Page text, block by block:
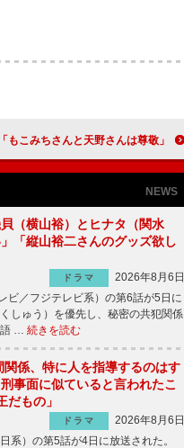
人」はＮＧ でも「もこみちさんと天野さんは尊敬」
NEWS
（横山裕）とヒナタ（関水
「縦山裕二さんのグッズ欲し
ドラマ
2026年8月6日
ビ／フジテレビ系）の第6話が5日に
しゅう）を優先し、秘密の共犯関係
… 続きを読む
関係、特に人を指導するのはす
事面に似ていると言われたこ
もの」
ドラマ
2026年8月6日
系）の第5話が4日に放送された。